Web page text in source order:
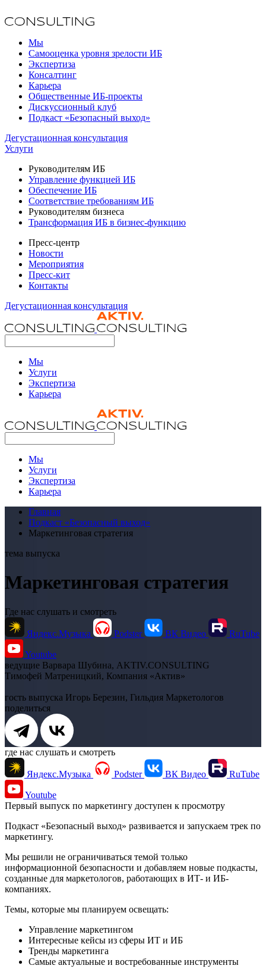
Мы
Самооценка уровня зрелости ИБ
Экспертиза
Консалтинг
Карьера
Общественные ИБ-проекты
Дискуссионный клуб
Подкаст «Безопасный выход»
Дегустационная консультация
Услуги
Руководителям ИБ
Управление функцией ИБ
Обеспечение ИБ
Соответствие требованиям ИБ
Руководителям бизнеса
Трансформация ИБ в бизнес-функцию
Пресс-центр
Новости
Мероприятия
Пресс-кит
Контакты
Дегустационная консультация
Мы
Услуги
Экспертиза
Карьера
Мы
Услуги
Экспертиза
Карьера
Главная
Подкаст «Безопасный выход»
Маркетинговая стратегия
тема выпуска
Маркетинговая стратегия
Где нас слушать и смотреть
Яндекс.Музыка Podster ВК Видео RuTube
Youtube
ведущие Варвара Шубина, AKTIV.CONSULTING
Тимофей Матреницкий, Компания «Актив»
гость выпуска Игорь Березин, Гильдия Маркетологов
поделиться
где нас слушать и смотреть
Яндекс.Музыка Podster ВК Видео RuTube
Youtube
Первый выпуск по маркетингу доступен к просмотру
Подкаст «Безопасный выход» развивается и запускаем трек по
маркетингу.
Мы решили не ограничиваться темой только
информационной безопасности и добавляем новые подкасты,
созданные для маркетологов, работающих в ИТ- и ИБ-
компаниях.
Темы, которые мы планируем освещать:
Управление маркетингом
Интересные кейсы из сферы ИТ и ИБ
Тренды маркетинга
Самые актуальные и востребованные инструменты